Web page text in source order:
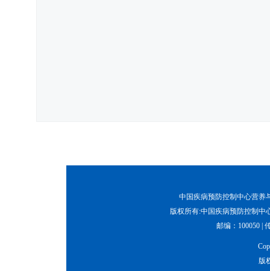
中国疾病预防控制中心营养
版权所有:中国疾病预防控制中
邮编：100050 |
版